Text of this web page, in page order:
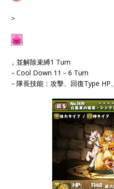
＞
，並解除束縛1 Turn
－Cool Down 11－6 Turn
－隊長技能：攻擊、回復Type HP